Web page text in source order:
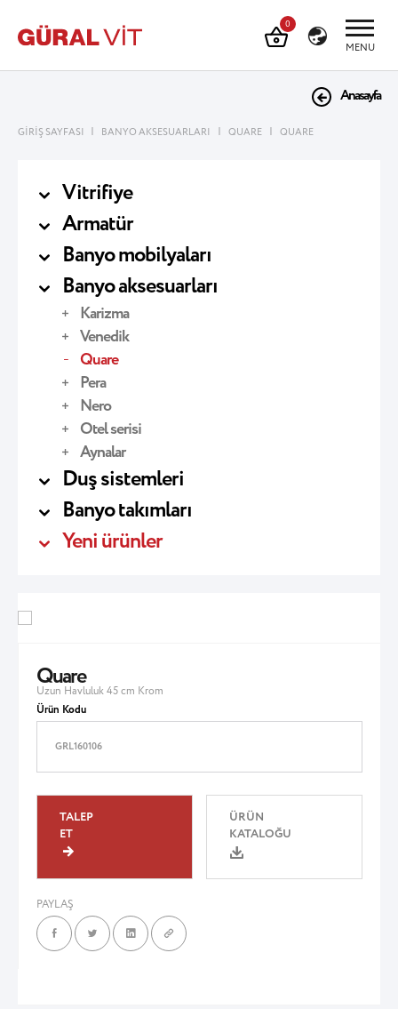
MENU
0
GİRİŞ SAYFASI | BANYO AKSESUARLARI | QUARE | QUARE
Anasayfa
Vitrifiye
Armatür
Banyo mobilyaları
Banyo aksesuarları
Karizma
Venedik
Quare
Pera
Nero
Otel serisi
Aynalar
Duş sistemleri
Banyo takımları
Yeni ürünler
Quare
Uzun Havluluk 45 cm Krom
Ürün Kodu
GRL160106
TALEP
ET
ÜRÜN
KATALOĞU
PAYLAŞ